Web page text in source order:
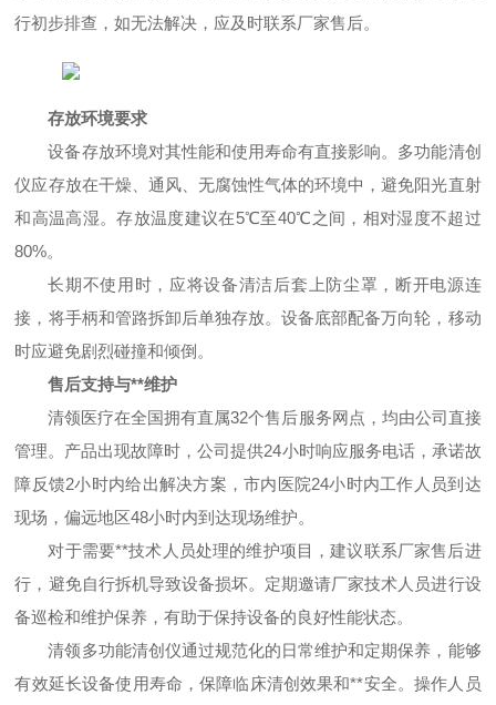
行初步排查，如无法解决，应及时联系厂家售后。
存放环境要求
设备存放环境对其性能和使用寿命有直接影响。多功能清创
仪应存放在干燥、通风、无腐蚀性气体的环境中，避免阳光直射
和高温高湿。存放温度建议在5℃至40℃之间，相对湿度不超过
80%。
长期不使用时，应将设备清洁后套上防尘罩，断开电源连
接，将手柄和管路拆卸后单独存放。设备底部配备万向轮，移动
时应避免剧烈碰撞和倾倒。
售后支持与**维护
清领医疗在全国拥有直属32个售后服务网点，均由公司直接
管理。产品出现故障时，公司提供24小时响应服务电话，承诺故
障反馈2小时内给出解决方案，市内医院24小时内工作人员到达
现场，偏远地区48小时内到达现场维护。
对于需要**技术人员处理的维护项目，建议联系厂家售后进
行，避免自行拆机导致设备损坏。定期邀请厂家技术人员进行设
备巡检和维护保养，有助于保持设备的良好性能状态。
清领多功能清创仪通过规范化的日常维护和定期保养，能够
有效延长设备使用寿命，保障临床清创效果和**安全。操作人员